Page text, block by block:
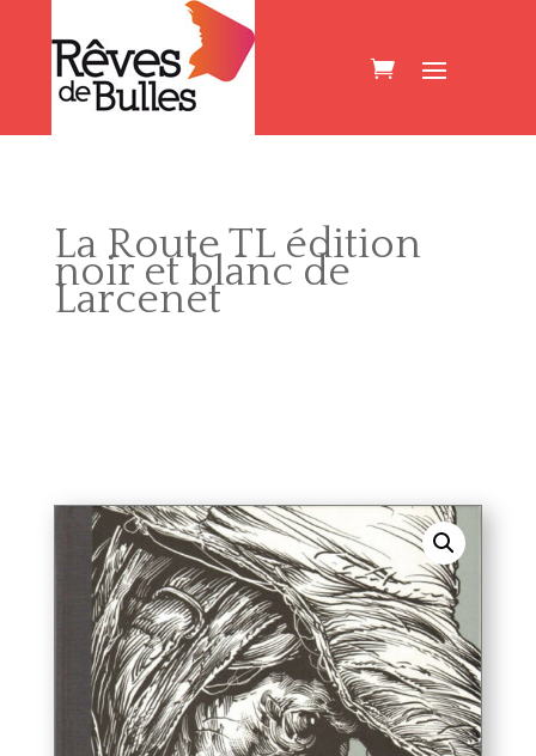
La Route TL édition
noir et blanc de
Larcenet